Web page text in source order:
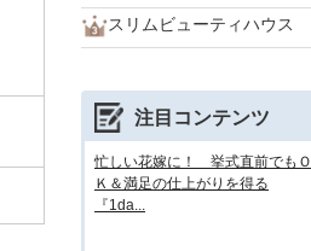
スリムビューティハウス
注目コンテンツ
忙しい花嫁に！ 挙式直前でもＯ
Ｋ＆満足の仕上がりを得る
『1da...